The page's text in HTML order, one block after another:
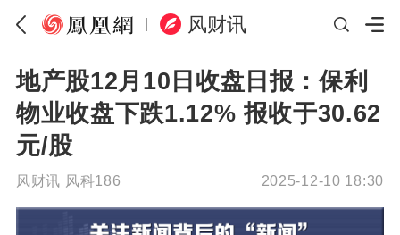
风财讯
地产股12月10日收盘日报：保利
物业收盘下跌1.12% 报收于30.62
元/股
风财讯 风科186 2025-12-10 18:30